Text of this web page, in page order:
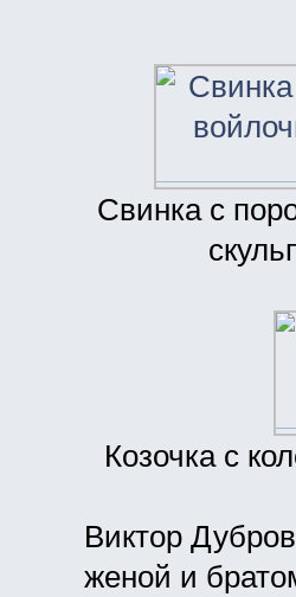
Свинка с
Козочка с
Виктор
женой и